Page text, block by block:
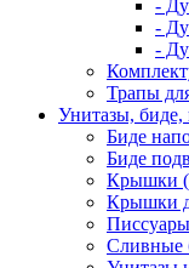
-
-
-
Трапы
Унитазы, биде,
Биде
Биде
Крышки
Крышки
Писсуары
Сливные